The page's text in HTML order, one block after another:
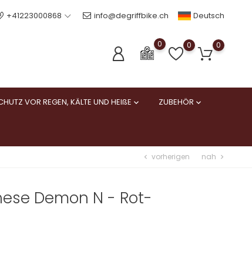
+41223000868 info@degriffbike.ch Deutsch
0 0 0
VOR REGEN, KÄLTE UND HEIßE  ZUBEHÖR 
chevron_left vorherigen nah chevron_right
Demon N - Rot-